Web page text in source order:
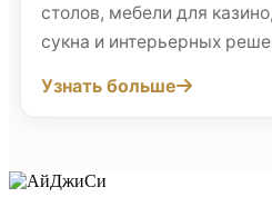
столов, мебели для
сукна и интерьерных
Узнать больше